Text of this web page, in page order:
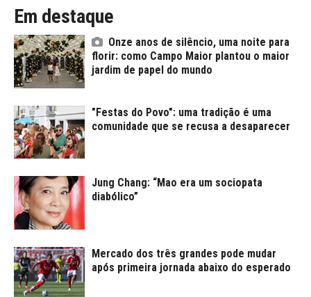
Em destaque
Onze anos de silêncio, uma noite para
florir: como Campo Maior plantou o maior
jardim de papel do mundo
"Festas do Povo": uma tradição é uma
comunidade que se recusa a desaparecer
Jung Chang: “Mao era um sociopata
diabólico”
Mercado dos três grandes pode mudar
após primeira jornada abaixo do esperado